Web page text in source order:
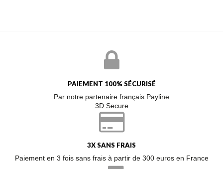
PAIEMENT 100% SÉCURISÉ
Par notre partenaire français Payline
3D Secure
3X SANS FRAIS
Paiement en 3 fois sans frais à partir de 300 euros en France